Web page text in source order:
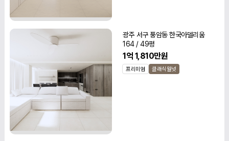
프리미엄 클래식월넛
광주 서구 풍암동 한국아델리움
164 / 49평
1억 1,810만원